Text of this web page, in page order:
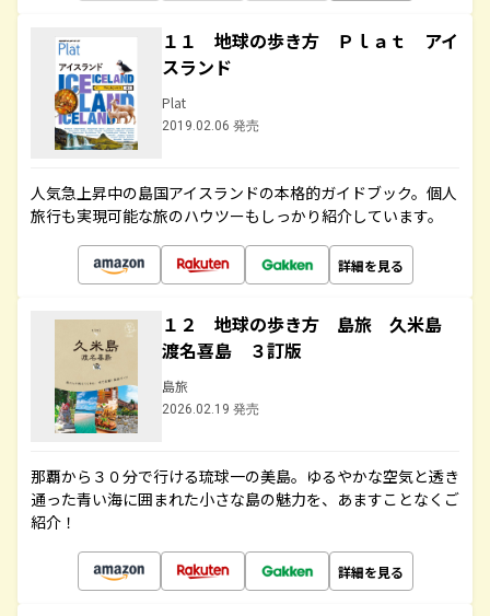
１１ 地球の歩き方 Ｐｌａｔ アイ
スランド
Plat
2019.02.06 発売
人気急上昇中の島国アイスランドの本格的ガイドブック。個人
旅行も実現可能な旅のハウツーもしっかり紹介しています。
詳細を見る
１２ 地球の歩き方 島旅 久米島
渡名喜島 ３訂版
島旅
2026.02.19 発売
那覇から３０分で行ける琉球一の美島。ゆるやかな空気と透き
通った青い海に囲まれた小さな島の魅力を、あますことなくご
紹介！
詳細を見る